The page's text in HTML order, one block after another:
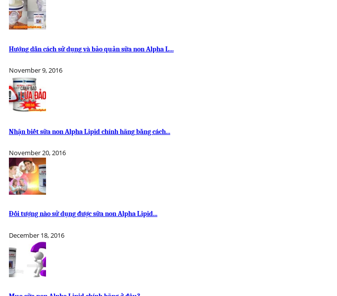
Hướng dẫn cách sử dụng và bảo quản sữa non Alpha L...
November 9, 2016
Nhận biết sữa non Alpha Lipid chính hãng bằng cách...
November 20, 2016
Đối tượng nào sử dụng được sữa non Alpha Lipid...
December 18, 2016